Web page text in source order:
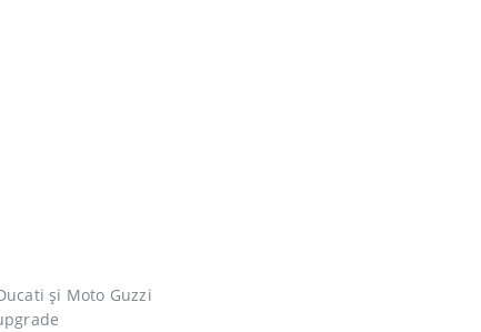
și Moto Guzzi